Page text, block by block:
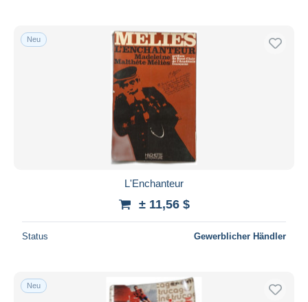
Neu
L'Enchanteur
± 11,56 $
Status Gewerblicher Händler
Neu